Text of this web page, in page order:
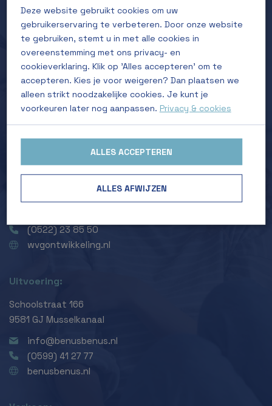
Ontwerp:
TT Vasumweg 95
1033 SG Amsterdam
info@mnnr.nl
+31 (020) – 723 19 61
Prins Hendrikkade 2
(0522) 23 85 50
wvgontwikkeling.nl
Uitvoering:
Schoolstraat 166
9581 GJ Musselkanaal
info@benusbenus.nl
(0599) 41 27 77
benusbenus.nl
Deze website gebruikt cookies om uw
gebruikerservaring te verbeteren. Door onze website
te gebruiken, stemt u in met alle cookies in
overeenstemming met ons privacy- en
cookieverklaring. Klik op 'Alles accepteren' om te
accepteren. Kies je voor weigeren? Dan plaatsen we
alleen strikt noodzakelijke cookies. Je kunt je
voorkeuren later nog aanpassen. Privacy & cookies
ALLES ACCEPTEREN
ALLES AFWIJZEN